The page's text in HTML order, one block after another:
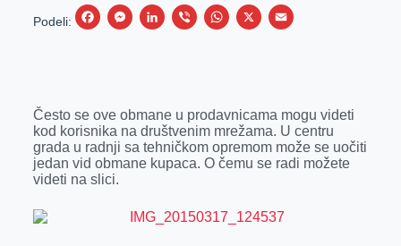
Podeli:
F
b
o
o
M
e
n
g
r
L
e
d
I
V
r
W
s
A
p
X
E
l
Često se ove obmane u prodavnicama mogu videti
kod korisnika na društvenim mrežama. U centru
grada u radnji sa tehničkom opremom može se uočiti
jedan vid obmane kupaca. O čemu se radi možete
videti na slici.